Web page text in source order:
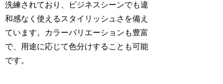
洗練されており、ビジネスシーンでも違
和感なく使えるスタイリッシュさを備え
ています。カラーバリエーションも豊富
で、用途に応じて色分けすることも可能
です。